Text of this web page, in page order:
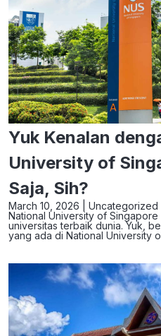
Yuk Kenalan
University of
Saja, Sih?
March 10, 2026 | Uncategorized
National University of Singapore
universitas terbaik dunia. Yuk,
yang ada di National University